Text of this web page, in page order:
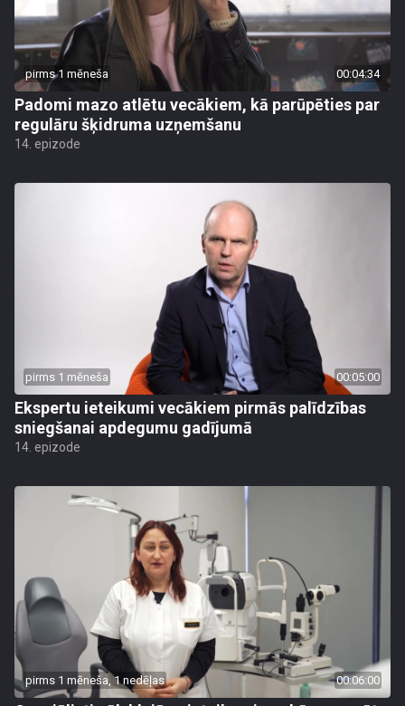
pirms 1 mēneša 00:04:34
Padomi mazo atlētu vecākiem, kā parūpēties par
regulāru šķidruma uzņemšanu
14. epizode
pirms 1 mēneša 00:05:00
Ekspertu ieteikumi vecākiem pirmās palīdzības
sniegšanai apdegumu gadījumā
14. epizode
pirms 1 mēneša, 1 nedēļas 00:06:00